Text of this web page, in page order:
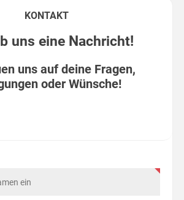
KONTAKT
uns eine Nachricht!
uns auf deine Fragen,
oder Wünsche!